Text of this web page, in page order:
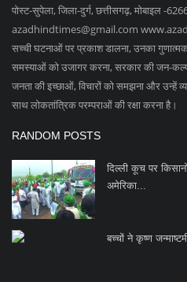
पोस्ट-सुपेला, जिला-दुर्ग, छत्तीसगढ़, मोबाइल -
azadhindtimes@gmail.com
सच्ची घटनाओं पर प्रकाश डालना, उनका
समस्याओं को उजागर करना, सरकार की जन-
जनता की इच्छाओं, विचारों को समझना और उन्हें
साथ लोकतांत्रिक परम्पराओं की रक्षा करना है।
RANDOM POSTS
दिल्ली कूच पर
अमेरिका...
बच्चों ने कृष्ण